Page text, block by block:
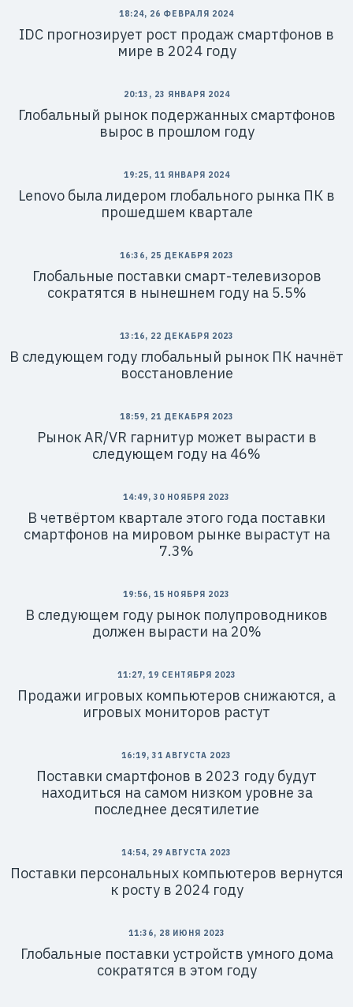
18:24, 26 ФЕВРАЛЯ 2024
IDC прогнозирует рост продаж смартфонов в
мире в 2024 году
20:13, 23 ЯНВАРЯ 2024
Глобальный рынок подержанных смартфонов
вырос в прошлом году
19:25, 11 ЯНВАРЯ 2024
Lenovo была лидером глобального рынка ПК в
прошедшем квартале
16:36, 25 ДЕКАБРЯ 2023
Глобальные поставки смарт-телевизоров
сократятся в нынешнем году на 5.5%
13:16, 22 ДЕКАБРЯ 2023
В следующем году глобальный рынок ПК начнёт
восстановление
18:59, 21 ДЕКАБРЯ 2023
Рынок AR/VR гарнитур может вырасти в
следующем году на 46%
14:49, 30 НОЯБРЯ 2023
В четвёртом квартале этого года поставки
смартфонов на мировом рынке вырастут на
7.3%
19:56, 15 НОЯБРЯ 2023
В следующем году рынок полупроводников
должен вырасти на 20%
11:27, 19 СЕНТЯБРЯ 2023
Продажи игровых компьютеров снижаются, а
игровых мониторов растут
16:19, 31 АВГУСТА 2023
Поставки смартфонов в 2023 году будут
находиться на самом низком уровне за
последнее десятилетие
14:54, 29 АВГУСТА 2023
Поставки персональных компьютеров вернутся
к росту в 2024 году
11:36, 28 ИЮНЯ 2023
Глобальные поставки устройств умного дома
сократятся в этом году